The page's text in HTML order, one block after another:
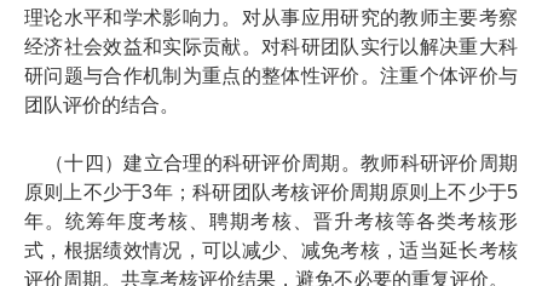
理论水平和学术影响力。对从事应用研究的教师主要考察
经济社会效益和实际贡献。对科研团队实行以解决重大科
研问题与合作机制为重点的整体性评价。注重个体评价与
团队评价的结合。
（十四）建立合理的科研评价周期。教师科研评价周期
原则上不少于3年；科研团队考核评价周期原则上不少于5
年。统筹年度考核、聘期考核、晋升考核等各类考核形
式，根据绩效情况，可以减少、减免考核，适当延长考核
评价周期。共享考核评价结果，避免不必要的重复评价。